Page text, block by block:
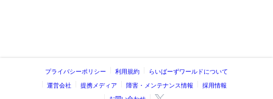
プライバシーポリシー 利用規約 らいばーずワールドについて
運営会社 提携メディア 障害・メンテナンス情報 採用情報